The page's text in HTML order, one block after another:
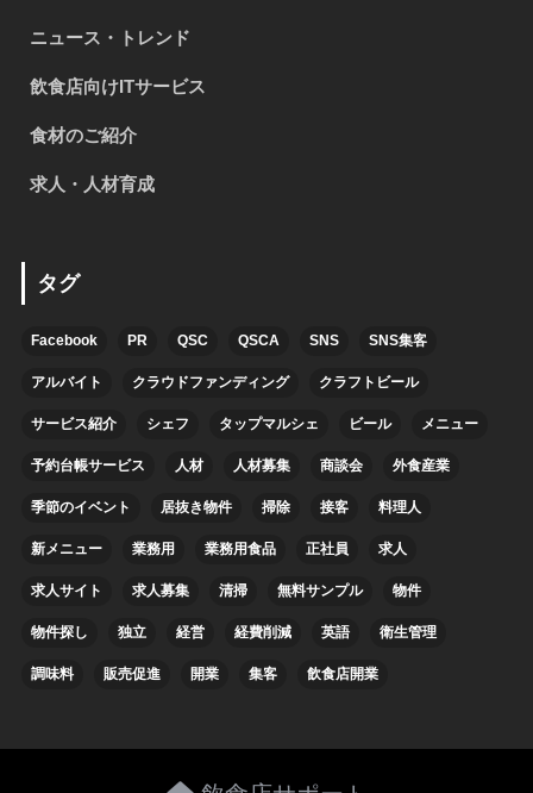
ニュース・トレンド
飲食店向けITサービス
食材のご紹介
求人・人材育成
タグ
Facebook PR QSC QSCA SNS SNS集客
アルバイト クラウドファンディング クラフトビール
サービス紹介 シェフ タップマルシェ ビール メニュー
予約台帳サービス 人材 人材募集 商談会 外食産業
季節のイベント 居抜き物件 掃除 接客 料理人
新メニュー 業務用 業務用食品 正社員 求人
求人サイト 求人募集 清掃 無料サンプル 物件
物件探し 独立 経営 経費削減 英語 衛生管理
調味料 販売促進 開業 集客 飲食店開業